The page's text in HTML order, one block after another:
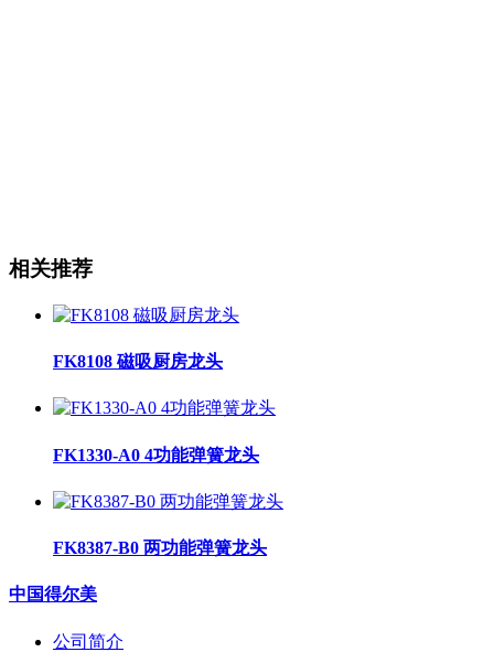
相关推荐
FK8108 磁吸厨房龙头
FK1330-A0 4功能弹簧龙头
FK8387-B0 两功能弹簧龙头
中国得尔美
公司简介